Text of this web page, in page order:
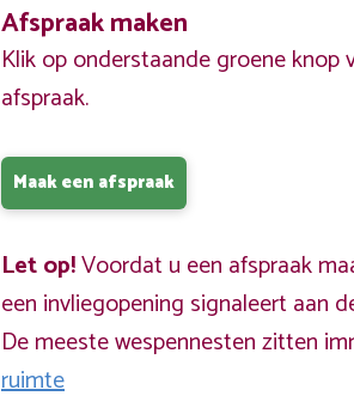
Afspraak maken
Klik op onderstaande groene knop
afspraak.
Maak een afspraak
Let op!Voordat u een afspraak
een invliegopening signaleert aan
De meeste wespennesten zitten
ruimte